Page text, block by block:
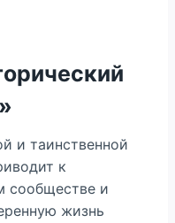
и таинственной
к
сообществе и
жизнь